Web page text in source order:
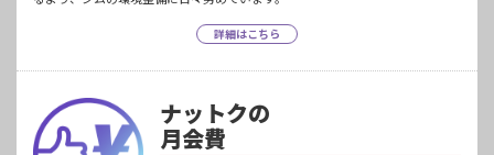
詳細はこちら
ナットクの
月会費